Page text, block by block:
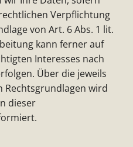
Verpflichtung
von Art. 6 Abs. 1 lit.
kann ferner auf
Interesses nach
Über die jeweils
Rechtsgrundlagen wird
dieser